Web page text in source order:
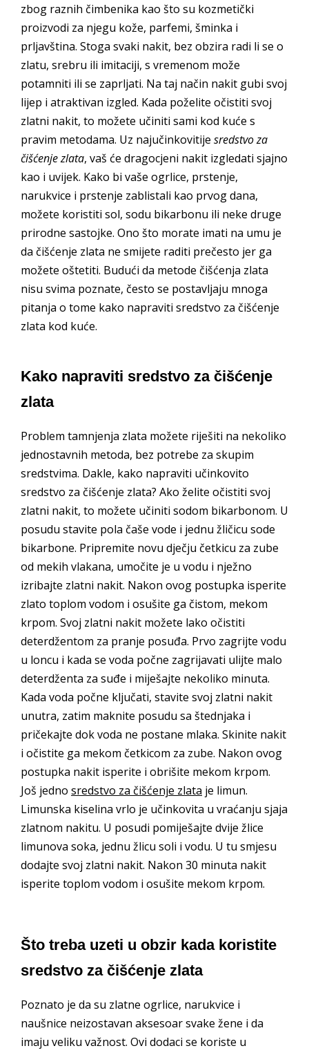
zbog raznih čimbenika kao što su kozmetički
proizvodi za njegu kože, parfemi, šminka i
prljavština. Stoga svaki nakit, bez obzira radi li se o
zlatu, srebru ili imitaciji, s vremenom može
potamniti ili se zaprljati. Na taj način nakit gubi svoj
lijep i atraktivan izgled. Kada poželite očistiti svoj
zlatni nakit, to možete učiniti sami kod kuće s
pravim metodama. Uz najučinkovitije sredstvo za
čišćenje zlata, vaš će dragocjeni nakit izgledati sjajno
kao i uvijek. Kako bi vaše ogrlice, prstenje,
narukvice i prstenje zablistali kao prvog dana,
možete koristiti sol, sodu bikarbonu ili neke druge
prirodne sastojke. Ono što morate imati na umu je
da čišćenje zlata ne smijete raditi prečesto jer ga
možete oštetiti. Budući da metode čišćenja zlata
nisu svima poznate, često se postavljaju mnoga
pitanja o tome kako napraviti sredstvo za čišćenje
zlata kod kuće.
Kako napraviti sredstvo za čišćenje
zlata
Problem tamnjenja zlata možete riješiti na nekoliko
jednostavnih metoda, bez potrebe za skupim
sredstvima. Dakle, kako napraviti učinkovito
sredstvo za čišćenje zlata? Ako želite očistiti svoj
zlatni nakit, to možete učiniti sodom bikarbonom. U
posudu stavite pola čaše vode i jednu žličicu sode
bikarbone. Pripremite novu dječju četkicu za zube
od mekih vlakana, umočite je u vodu i nježno
izribajte zlatni nakit. Nakon ovog postupka isperite
zlato toplom vodom i osušite ga čistom, mekom
krpom. Svoj zlatni nakit možete lako očistiti
deterdžentom za pranje posuđa. Prvo zagrijte vodu
u loncu i kada se voda počne zagrijavati ulijte malo
deterdženta za suđe i miješajte nekoliko minuta.
Kada voda počne ključati, stavite svoj zlatni nakit
unutra, zatim maknite posudu sa štednjaka i
pričekajte dok voda ne postane mlaka. Skinite nakit
i očistite ga mekom četkicom za zube. Nakon ovog
postupka nakit isperite i obrišite mekom krpom.
Još jedno sredstvo za čišćenje zlata je limun.
Limunska kiselina vrlo je učinkovita u vraćanju sjaja
zlatnom nakitu. U posudi pomiješajte dvije žlice
limunova soka, jednu žlicu soli i vodu. U tu smjesu
dodajte svoj zlatni nakit. Nakon 30 minuta nakit
isperite toplom vodom i osušite mekom krpom.
Što treba uzeti u obzir kada koristite
sredstvo za čišćenje zlata
Poznato je da su zlatne ogrlice, narukvice i
naušnice neizostavan aksesoar svake žene i da
imaju veliku važnost. Ovi dodaci se koriste u